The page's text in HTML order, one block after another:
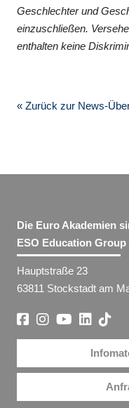
Geschlechter und
einzuschließen.
enthalten keine
« Zurück zur News-
Die Euro Akademien
ESO Education Group
Hauptstraße 23
63811 Stockstadt am